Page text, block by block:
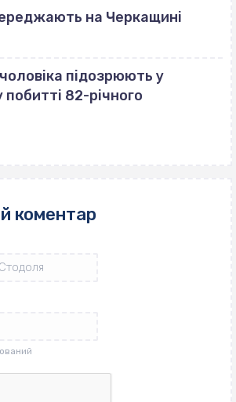
на Черкащині
підозрюють у
82-річного
коментар